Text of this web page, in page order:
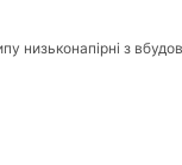
низьконапірні з